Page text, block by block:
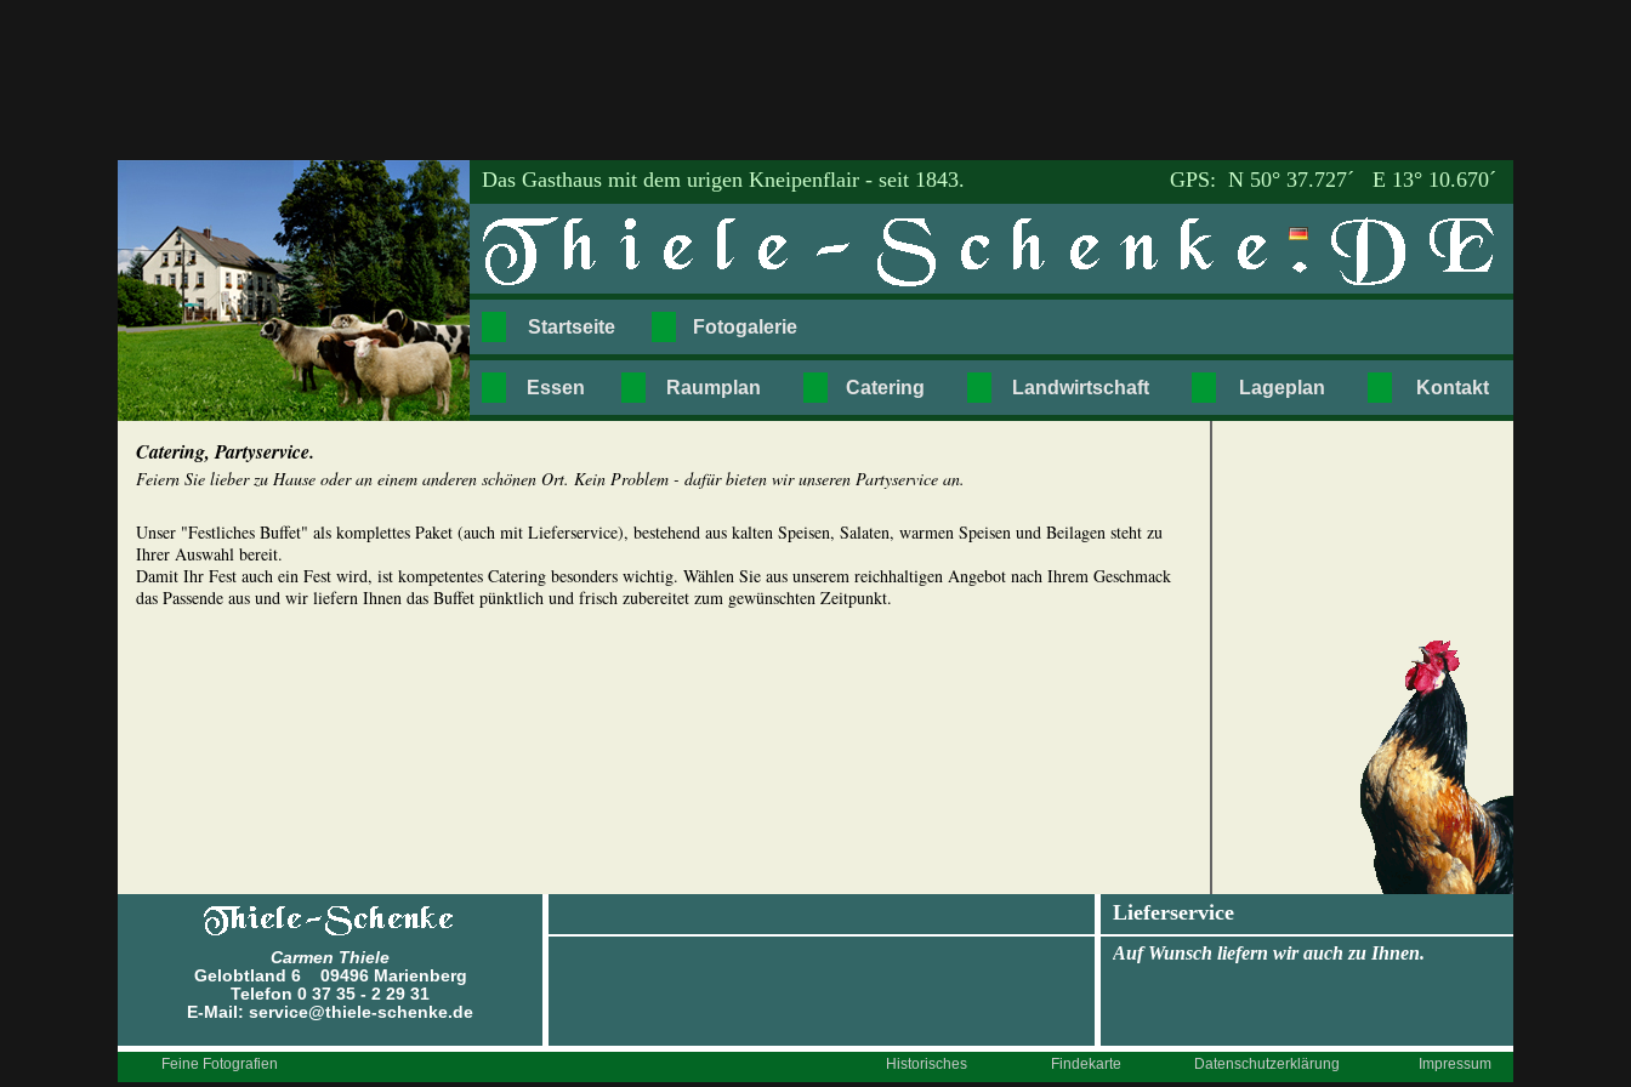
Startseite Fotogalerie
Essen Catering Landwirtschaft Lageplan Kontakt
Das Gasthaus mit dem urigen Kneipenflair - seit 1843. GPS: N 50° 37.727´ E 13° 10.670´
Raumplan
Datenschutzerklärung Impressum
Findekarte
Feine Fotografien Historisches
Catering, Partyservice.
Feiern Sie lieber zu Hause oder an einem anderen schönen Ort. Kein Problem - dafür bieten wir unseren Partyservice an.
Unser "Festliches Buffet" als komplettes Paket (auch mit Lieferservice), bestehend aus kalten Speisen, Salaten, warmen Speisen und Beilagen steht zu
Ihrer Auswahl bereit.
Damit Ihr Fest auch ein Fest wird, ist kompetentes Catering besonders wichtig. Wählen Sie aus unserem reichhaltigen Angebot nach Ihrem Geschmack
das Passende aus und wir liefern Ihnen das Buffet pünktlich und frisch zubereitet zum gewünschten Zeitpunkt.
Carmen Thiele
Gelobtland 6 09496 Marienberg
Telefon 0 37 35 - 2 29 31
E-Mail: service@thiele-schenke.de
Auf Wunsch liefern wir auch zu Ihnen.
Lieferservice